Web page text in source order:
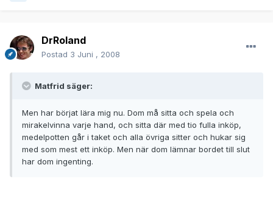
DrRoland
Postad 3 Juni , 2008
Matfrid säger:
Men har börjat lära mig nu. Dom må sitta och spela och
mirakelvinna varje hand, och sitta där med tio fulla inköp,
medelpotten går i taket och alla övriga sitter och hukar sig
med som mest ett inköp. Men när dom lämnar bordet till slut
har dom ingenting.